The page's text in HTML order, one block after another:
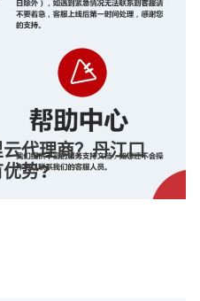
代理商？丹江口
势?